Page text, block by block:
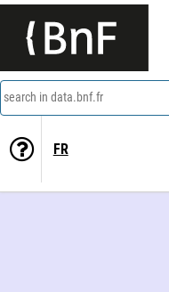
search in data.bnf.fr
FR